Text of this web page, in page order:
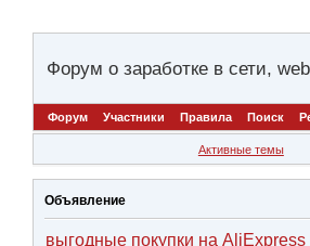
Форум о заработке в сети,
Форум Участники Правила Поиск
Активные темы
Объявление
выгодные покупки на AliExpress